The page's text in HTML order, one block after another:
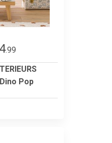
.99
Pop